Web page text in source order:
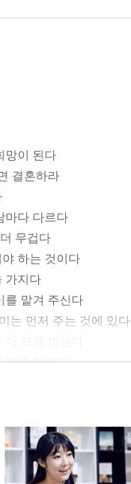
망이 된다
결혼하라
마다 다르다
무겁다
하는 것이다
가지다
를 맡겨 주신다
는 먼저 주는 것에 있다
밥을 줘야지
히 닦아 내자
는 것이 아니다